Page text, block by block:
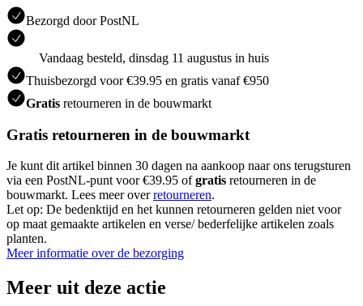
Bezorgd door PostNL
Vandaag besteld, dinsdag 11 augustus in huis
Thuisbezorgd voor €39.95 en gratis vanaf €950
Gratis retourneren in de bouwmarkt
Gratis retourneren in de bouwmarkt
Je kunt dit artikel binnen 30 dagen na aankoop naar ons terugsturen
via een PostNL-punt voor €39.95 ofgratis retourneren in de
bouwmarkt. Lees meer overretourneren.
Let op: De bedenktijd en het kunnen retourneren gelden niet voor
op maat gemaakte artikelen en verse/ bederfelijke artikelen zoals
planten.
Meer informatie over de bezorging
Meer uit deze actie